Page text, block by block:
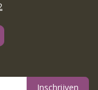
Inschrijven